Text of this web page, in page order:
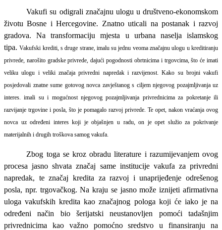
Vakufi su odigrali značajnu ulogu u društveno-ekonomskom
životu Bosne i Hercegovine. Znatno uticali na postanak i razvoj
gradova. Na transformaciju mjesta u urbana naselja islamskog
tipa.Vakufski krediti, s druge strane, imalu su jednu veoma značajnu ulogu u kreditiranju
privrede, narošito gradske privrede, dajući pogodnosti obrtnicima i trgovcima, što će imati
veliku ulogu i veliki značaja privredni napredak i razvijenost. Kako su brojni vakufi
posjedovali znatne sume gotovog novca zavještanog s ciljem njegovog pozajmljivanja uz
interes. imali su i mogućnost njegovog pozajmljivanja privrednicima za pokretanje ili
razvijanje trgovine i posla, što je pomagalo razvoj privrede. Te opet, nakon vraćanja ovog
novca uz određeni interes koji je objašnjen u radu, on je opet služio za pokrivanje
materijalnih i drugih troškova samog vakufa.
Zbog toga se kroz obradu literature i razumijevanjem ovog
procesa jasno shvata značaj same institucije vakufa za privredni
napredak, te značaj kredita za razvoj i unaprijeđenje odrešenog
posla, npr. trgovačkog. Na kraju se jasno može iznijeti afirmativna
uloga vakufskih kredita kao značajnog pologa koji će iako je na
određeni način bio šerijatski neustanovljen pomoći tadašnjim
privrednicima kao važno pomoćno sredstvo u finansiranju na